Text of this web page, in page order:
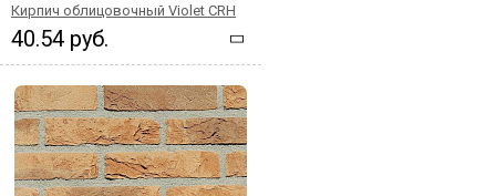
Кирпич облицовочный Violet CRH
40.54 руб.